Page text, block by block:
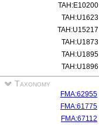
TAH:E10200
TAH:U1623
TAH:U15217
TAH:U1873
TAH:U1895
TAH:U1896
Taxonomy
FMA:62955
FMA:61775
FMA:67112